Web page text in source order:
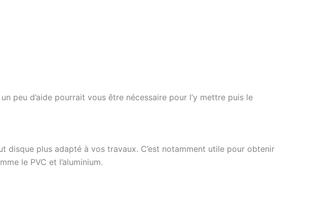
peu d’aide pourrait vous être nécessaire pour l’y mettre puis le
plus adapté à vos travaux. C’est notamment utile pour obtenir
le PVC et l’aluminium.